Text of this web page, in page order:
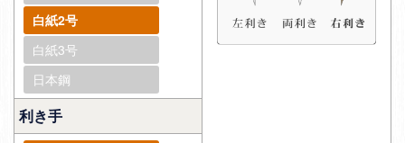
白紙2号
白紙3号
日本鋼
利き手